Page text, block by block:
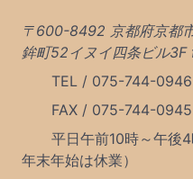
〒600-8492 京都府京都
鉾町52イヌイ四条ビル3F
TEL / 075-744-0946
FAX / 075-744-0945
平日午前10時～午後
年末年始は休業）